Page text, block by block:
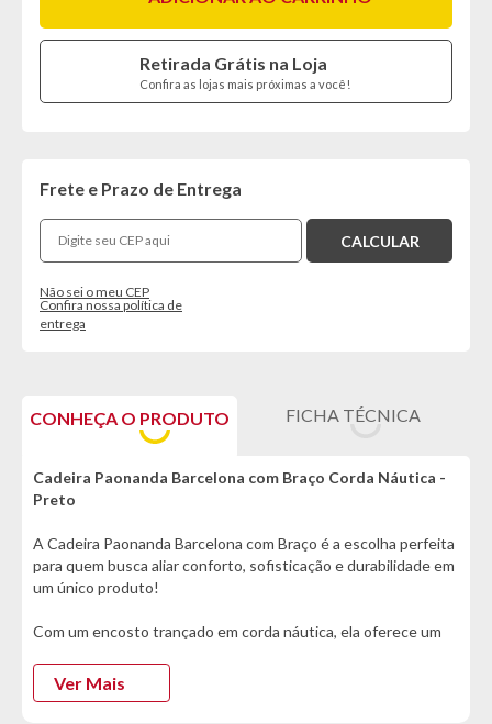
Retirada Grátis na Loja
Confira as lojas mais próximas a você!
Frete e Prazo de Entrega
Não sei o meu CEP
Confira nossa política de
entrega
CONHEÇA O PRODUTO FICHA TÉCNICA
Cadeira Paonanda Barcelona com Braço Corda Náutica -
Preto
A Cadeira Paonanda Barcelona com Braço é a escolha perfeita
para quem busca aliar conforto, sofisticação e durabilidade em
um único produto!
Com um encosto trançado em corda náutica, ela oferece um
superior contra os efeitos do tempo, tornando-se ideal tanto
para áreas internas quanto externas. Seu assento revestido
Ver Mais